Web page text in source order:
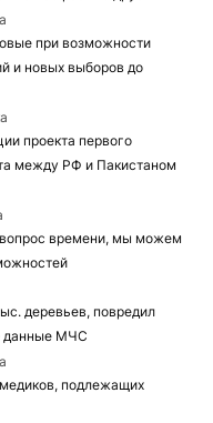
при возможности
и новых выборов до
проекта первого
между РФ и Пакистаном
времени, мы можем
деревьев, повредил
данные МЧС
подлежащих